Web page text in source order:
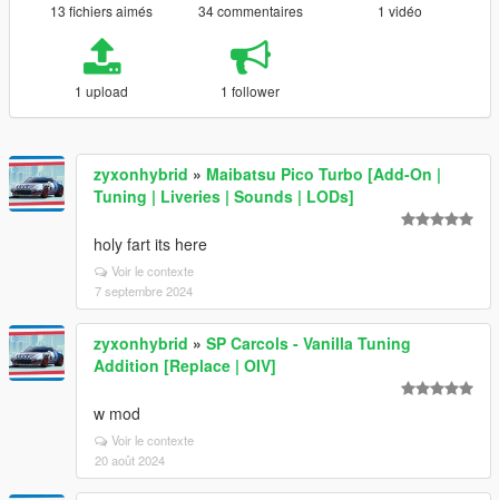
13 fichiers aimés 34 commentaires 1 vidéo
1 upload 1 follower
zyxonhybrid » Maibatsu Pico Turbo [Add-On |
Tuning | Liveries | Sounds | LODs]
holy fart its here
Voir le contexte
7 septembre 2024
zyxonhybrid » SP Carcols - Vanilla Tuning
Addition [Replace | OIV]
w mod
Voir le contexte
20 août 2024